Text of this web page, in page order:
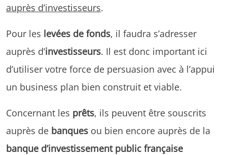
auprès d’investisseurs.
Pour les levées de fonds, il faudra s’adresser
auprès d’investisseurs. Il est donc important ici
d’utiliser votre force de persuasion avec à l’appui
un business plan bien construit et viable.
Concernant les prêts, ils peuvent être souscrits
auprès de banques ou bien encore auprès de la
banque d’investissement public française